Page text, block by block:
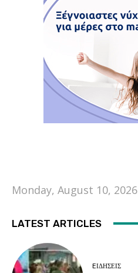
Monday, August 10, 2026
LATEST ARTICLES
EΙΔΗΣΕΙΣ